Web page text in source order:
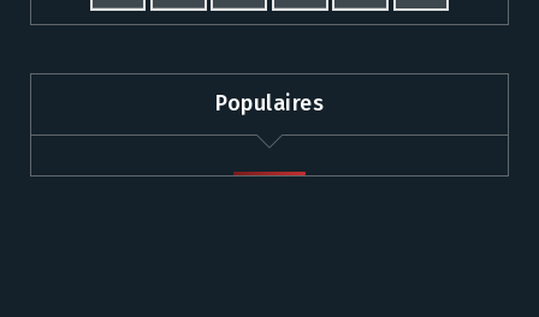
Populaires